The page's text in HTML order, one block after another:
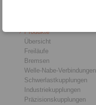
Produkte
Übersicht
Freiläufe
Bremsen
Welle-Nabe-Verbindungen
Schwerlastkupplungen
Industriekupplungen
Präzisionskupplungen